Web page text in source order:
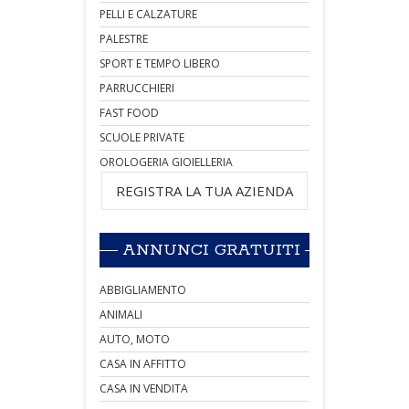
PELLI E CALZATURE
PALESTRE
SPORT E TEMPO LIBERO
PARRUCCHIERI
FAST FOOD
SCUOLE PRIVATE
OROLOGERIA GIOIELLERIA
REGISTRA LA TUA AZIENDA
ANNUNCI GRATUITI
ABBIGLIAMENTO
ANIMALI
AUTO, MOTO
CASA IN AFFITTO
CASA IN VENDITA